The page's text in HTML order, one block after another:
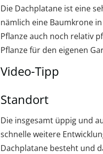
Die Dachplatane ist eine
nämlich eine Baumkrone
Pflanze auch noch relativ
Pflanze für den eigenen
Video-Tipp
Standort
Die insgesamt üppig und
schnelle weitere
Dachplatane besteht und